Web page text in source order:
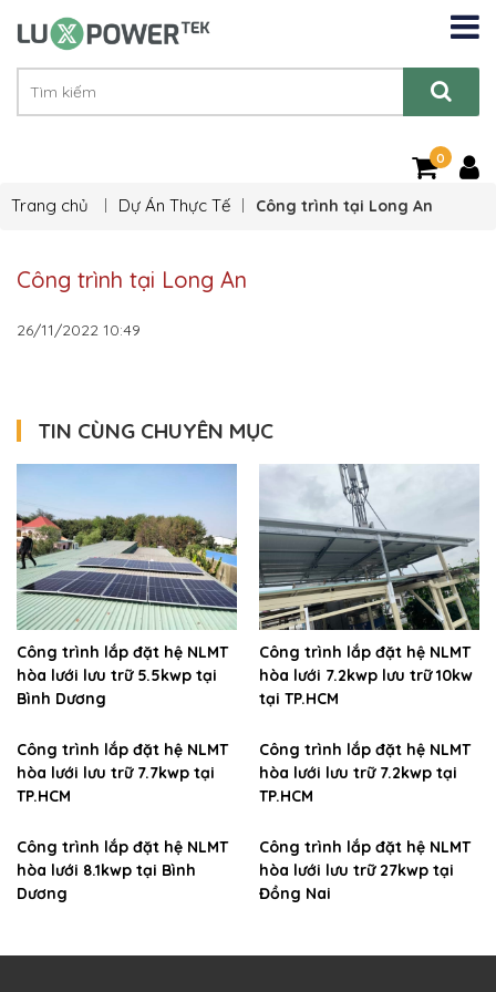
0
Trang chủ Dự Án Thực Tế Công trình tại Long An
Công trình tại Long An
26/11/2022 10:49
TIN CÙNG CHUYÊN MỤC
Công trình lắp đặt hệ NLMT
hòa lưới lưu trữ 5.5kwp tại
Bình Dương
Công trình lắp đặt hệ NLMT
hòa lưới 7.2kwp lưu trữ 10kw
tại TP.HCM
Công trình lắp đặt hệ NLMT
hòa lưới lưu trữ 7.7kwp tại
TP.HCM
Công trình lắp đặt hệ NLMT
hòa lưới lưu trữ 7.2kwp tại
TP.HCM
Công trình lắp đặt hệ NLMT
hòa lưới 8.1kwp tại Bình
Dương
Công trình lắp đặt hệ NLMT
hòa lưới lưu trữ 27kwp tại
Đồng Nai